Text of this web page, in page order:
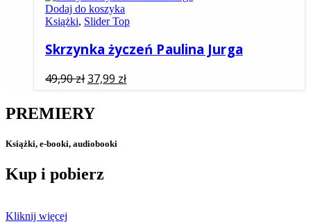
Dodaj do koszyka
Książki, Slider Top
Skrzynka życzeń Paulina Jurga
49,90złPierwotna
cena
wynosiła:
49,90 zł.
37,99 złAktualna
cena
PREMIERY
Książki, e-booki, audiobooki
Kup i pobierz
Kliknij więcej